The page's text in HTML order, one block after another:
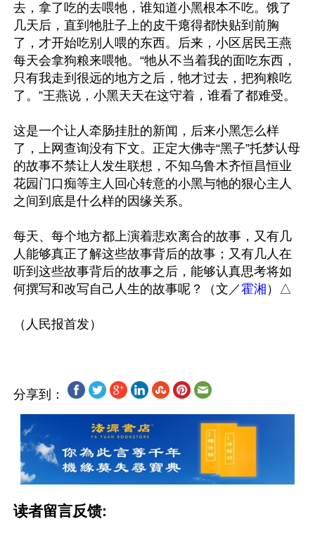
去，拿了吃的去喂牠，谁知道小黑根本不吃。饿了
几天后，直到牠肚子上的皮干瘪得都快贴到前胸
了，才开始吃别人喂的东西。后来，小区居民王燕
每天会拿狗粮来喂牠。“牠从不当着我的面吃东西，
只有我走到很远的地方之后，牠才过去，把狗粮吃
了。”王燕说，小黑天天在这守着，谁看了都难受。
这是一个让人牵肠挂肚的新闻，后来小黑怎么样
了，上网查询没有下文。正定大佛寺“黑子”托梦认母
的故事不禁让人发生联想，不知乌鲁木齐恒昌恒业
花园门口痴等主人回心转意的小黑与牠的狠心主人
之间到底是什么样的因缘关系。
每天、每个地方都上演着悲欢离合的故事，又有几
人能够真正了解这些故事背后的故事；又有几人在
听到这些故事背后的故事之后，能够认真思考将如
何撰写和改写自己人生的故事呢？（文／霍湘 ）△
分享到：
读者留言反馈: